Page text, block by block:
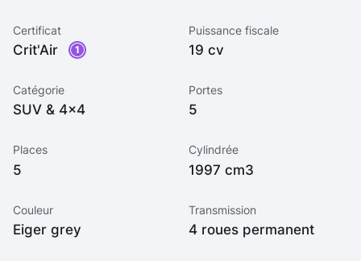
Certificat
Crit'Air 1
Puissance fiscale
19 cv
Catégorie
SUV & 4x4
Portes
5
Places
5
Cylindrée
1997 cm3
Couleur
Eiger grey
Transmission
4 roues permanent